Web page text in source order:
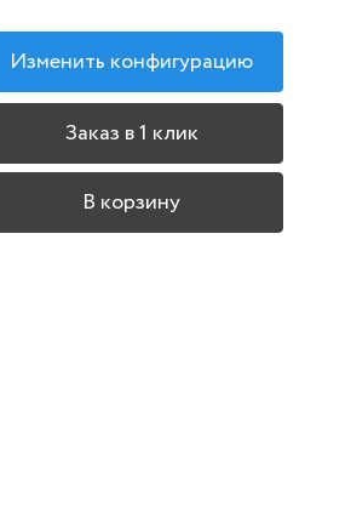
Изменить конфигурацию
Заказ в 1 клик
В корзину